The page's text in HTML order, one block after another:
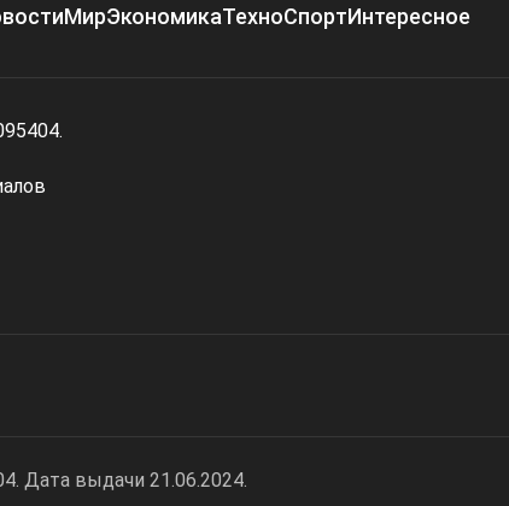
МирЭкономикаТехноСпортИнтересное
Дата выдачи 21.06.2024.